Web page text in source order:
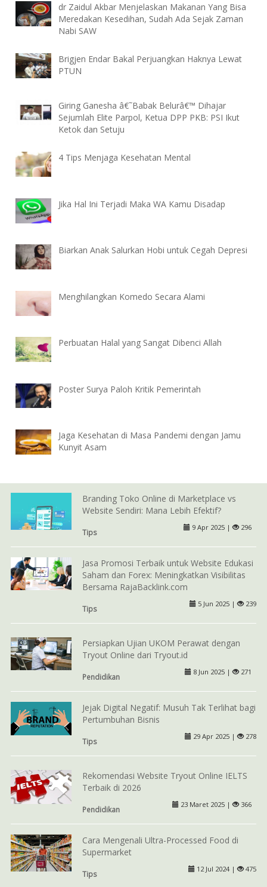
dr Zaidul Akbar Menjelaskan Makanan Yang Bisa
Meredakan Kesedihan, Sudah Ada Sejak Zaman
Nabi SAW
Brigjen Endar Bakal Perjuangkan Haknya Lewat
PTUN
Giring Ganesha â€˜Babak Belurâ€™ Dihajar
Sejumlah Elite Parpol, Ketua DPP PKB: PSI Ikut
Ketok dan Setuju
4 Tips Menjaga Kesehatan Mental
Jika Hal Ini Terjadi Maka WA Kamu Disadap
Biarkan Anak Salurkan Hobi untuk Cegah Depresi
Menghilangkan Komedo Secara Alami
Perbuatan Halal yang Sangat Dibenci Allah
Poster Surya Paloh Kritik Pemerintah
Jaga Kesehatan di Masa Pandemi dengan Jamu
Kunyit Asam
Branding Toko Online di Marketplace vs
Website Sendiri: Mana Lebih Efektif?
Tips
9 Apr 2025 | 296
Jasa Promosi Terbaik untuk Website Edukasi
Saham dan Forex: Meningkatkan Visibilitas
Bersama RajaBacklink.com
Tips
5 Jun 2025 | 239
Persiapkan Ujian UKOM Perawat dengan
Tryout Online dari Tryout.id
Pendidikan
8 Jun 2025 | 271
Jejak Digital Negatif: Musuh Tak Terlihat bagi
Pertumbuhan Bisnis
Tips
29 Apr 2025 | 278
Rekomendasi Website Tryout Online IELTS
Terbaik di 2026
Pendidikan
23 Maret 2025 | 366
Cara Mengenali Ultra-Processed Food di
Supermarket
Tips
12 Jul 2024 | 475